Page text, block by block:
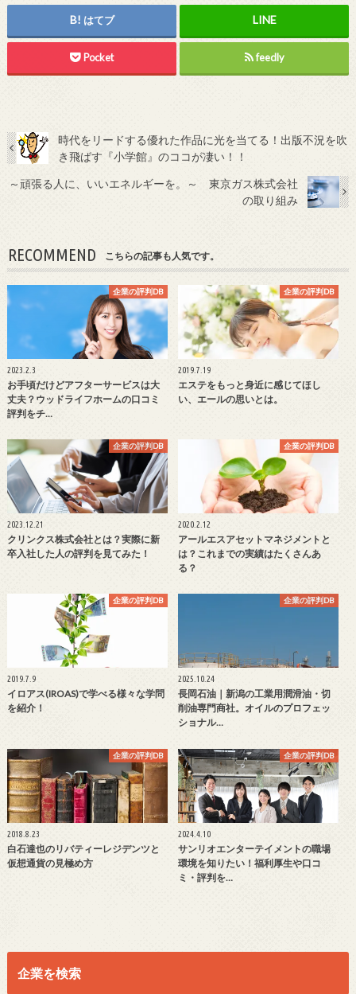
はてブ
Pocket feedly
時代をリードする優れた作品に光を当てる！出版不況を吹
き飛ばす『小学館』のココが凄い！！
～頑張る人に、いいエネルギーを。～ 東京ガス株式会社
の取り組み
RECOMMEND こちらの記事も人気です。
企業の評判DB
2023.2.3
お手頃だけどアフターサービスは大
丈夫？ウッドライフホームの口コミ
評判をチ…
企業の評判DB
2019.7.19
エステをもっと身近に感じてほし
い、エールの思いとは。
企業の評判DB
2023.12.21
クリンクス株式会社とは？実際に新
卒入社した人の評判を見てみた！
企業の評判DB
2020.2.12
アールエスアセットマネジメントと
は？これまでの実績はたくさんあ
る？
企業の評判DB
2019.7.9
イロアス(IROAS)で学べる様々な学問
を紹介！
企業の評判DB
2025.10.24
長岡石油｜新潟の工業用潤滑油・切
削油専門商社。オイルのプロフェッ
ショナル…
企業の評判DB
2018.8.23
白石達也のリバティーレジデンツと
仮想通貨の見極め方
企業の評判DB
2024.4.10
サンリオエンターテイメントの職場
環境を知りたい！福利厚生や口コ
ミ・評判を…
企業を検索